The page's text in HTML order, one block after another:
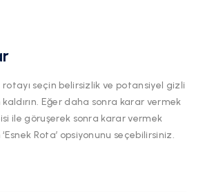
seçin belirsizlik ve potansiyel gizli
Eğer daha sonra karar vermek
ile göruşerek sonra karar vermek
Rota’ opsiyonunu seçebilirsiniz.